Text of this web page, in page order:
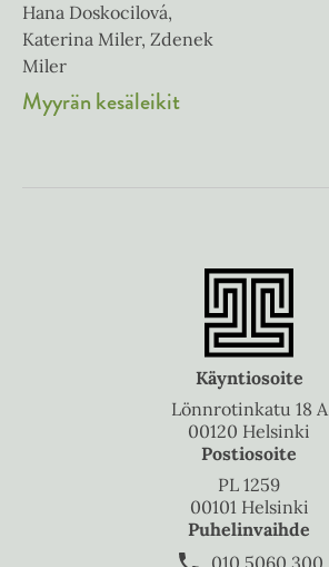
Hana Doskocilová,
Katerina Miler, Zdenek
Miler
Myyrän kesäleikit
Käyntiosoite
Lönnrotinkatu 18 A
00120 Helsinki
Postiosoite
PL 1259
00101 Helsinki
Puhelinvaihde